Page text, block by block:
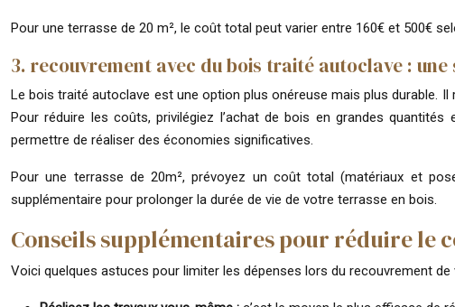
Pour une terrasse de 20 m², le coût total peut varier entre 160€ et 500€
3. recouvrement avec du bois traité autoclave :
Le bois traité autoclave est une option plus onéreuse mais plus durable.
Pour réduire les coûts, privilégiez l’achat de bois en grandes
permettre de réaliser des économies significatives.
Pour une terrasse de 20m², prévoyez un coût total (matériaux et
supplémentaire pour prolonger la durée de vie de votre terrasse en bois.
Conseils supplémentaires pour réduire le
Voici quelques astuces pour limiter les dépenses lors du recouvrement